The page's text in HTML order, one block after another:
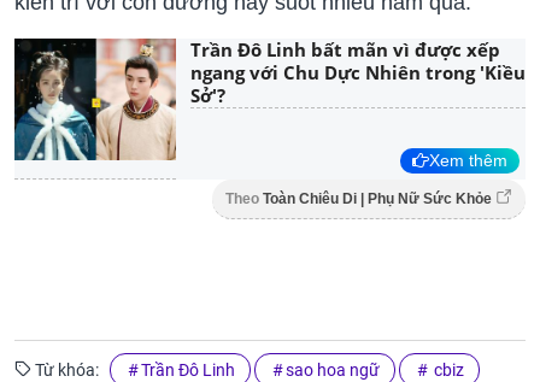
Trần Đô Linh bất mãn vì được xếp
ngang với Chu Dực Nhiên trong 'Kiều
Sở'?
Xem thêm
Theo Toàn Chiêu Di | Phụ Nữ Sức Khỏe
Từ khóa: Trần Đô Linh sao hoa ngữ cbiz